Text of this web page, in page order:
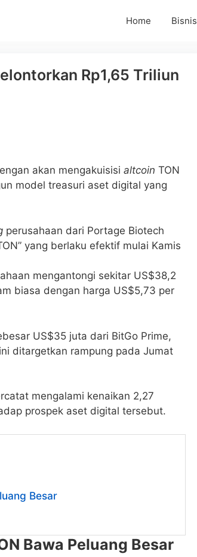
Home Bisnis
Rp1,65 Triliun
akan mengakuisisi altcoin TON
model treasuri aset digital yang
perusahaan dari Portage Biotech
yang berlaku efektif mulai Kamis
mengantongi sekitar US$38,2
biasa dengan harga US$5,73 per
US$35 juta dari BitGo Prime,
ditargetkan rampung pada Jumat
mengalami kenaikan 2,27
prospek aset digital tersebut.
Besar
Bawa Peluang Besar